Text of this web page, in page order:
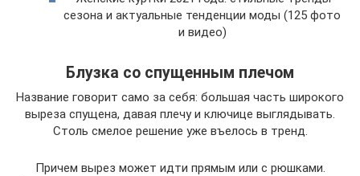
сезона и актуальные тенденции моды (125 фото
и видео)
Блузка со спущенным плечом
Название говорит само за себя: большая часть широкого
выреза спущена, давая плечу и ключице выглядывать.
Столь смелое решение уже въелось в тренд.
Причем вырез может идти прямым или с рюшками.